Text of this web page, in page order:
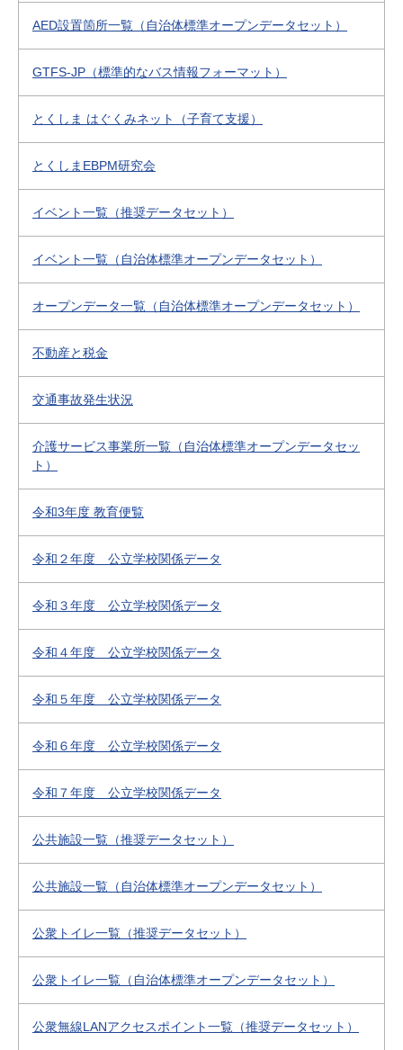
AED設置箇所一覧（自治体標準オープンデータセット）
GTFS-JP（標準的なバス情報フォーマット）
とくしま はぐくみネット（子育て支援）
とくしまEBPM研究会
イベント一覧（推奨データセット）
イベント一覧（自治体標準オープンデータセット）
オープンデータ一覧（自治体標準オープンデータセット）
不動産と税金
交通事故発生状況
介護サービス事業所一覧（自治体標準オープンデータセッ
ト）
令和3年度 教育便覧
令和２年度 公立学校関係データ
令和３年度 公立学校関係データ
令和４年度 公立学校関係データ
令和５年度 公立学校関係データ
令和６年度 公立学校関係データ
令和７年度 公立学校関係データ
公共施設一覧（推奨データセット）
公共施設一覧（自治体標準オープンデータセット）
公衆トイレ一覧（推奨データセット）
公衆トイレ一覧（自治体標準オープンデータセット）
公衆無線LANアクセスポイント一覧（推奨データセット）